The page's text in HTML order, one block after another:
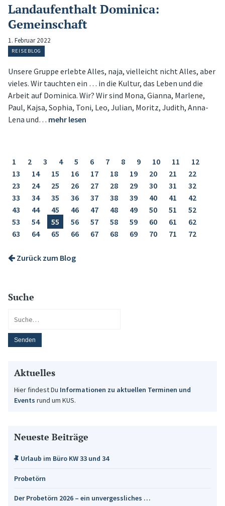
Landaufenthalt Dominica:
Gemeinschaft
1. Februar 2022
REISEBLOG
Unsere Gruppe erlebte Alles, naja, vielleicht nicht Alles, aber
vieles. Wir tauchten ein … in die Kultur, das Leben und die
Arbeit auf Dominica. Wir? Wir sind Mona, Gianna, Marlene,
Paul, Kajsa, Sophia, Toni, Leo, Julian, Moritz, Judith, Anna-
Lena und… mehr lesen
1 2 3 4 5 6 7 8 9 10 11
12
13
14 15 16 17 18 19 20 21
22
23
24 25 26 27 28 29 30 31
32
33
34 35 36 37 38 39 40 41
42
43
44 45 46 47 48 49 50 51
52
53
54 55 56 57 58 59 60 61
62
63
64 65 66 67 68 69 70 71 72
Zurück zum Blog
Suche
Aktuelles
Hier findest Du Informationen zu aktuellen Terminen und
Events rund um KUS.
Neueste Beiträge
Urlaub im Büro KW 33 und 34
Probetörn
Der Probetörn 2026 – ein unvergessliches …